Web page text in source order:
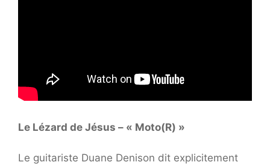
Le Lézard de Jésus – « Moto(R) »
Le guitariste Duane Denison dit explicitement